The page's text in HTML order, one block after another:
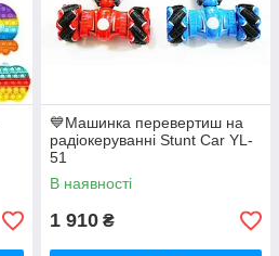
💙Машинка перевертиш на
радіокеруванні Stunt Car YL-
51
В наявності
1 910 ₴